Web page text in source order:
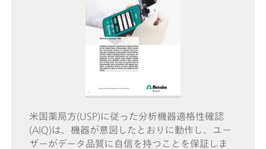
米国薬局方(USP)に従った分析機器適格性確認
(AIQ)は、機器が意図したとおりに動作し、ユー
ザーがデータ品質に自信を持つことを保証しま